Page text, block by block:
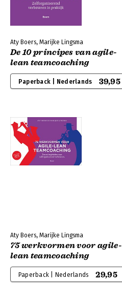
Aty Boers, Marijke Lingsma
De 10 principes van agile-
lean teamcoaching
Paperback | Nederlands 39,95
Aty Boers, Marijke Lingsma
75 werkvormen voor agile-
lean teamcoaching
Paperback | Nederlands 29,95